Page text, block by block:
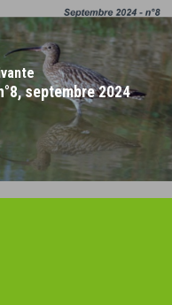
septembre 2024